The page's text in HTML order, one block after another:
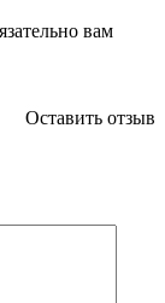
вам
Оставить отзыв